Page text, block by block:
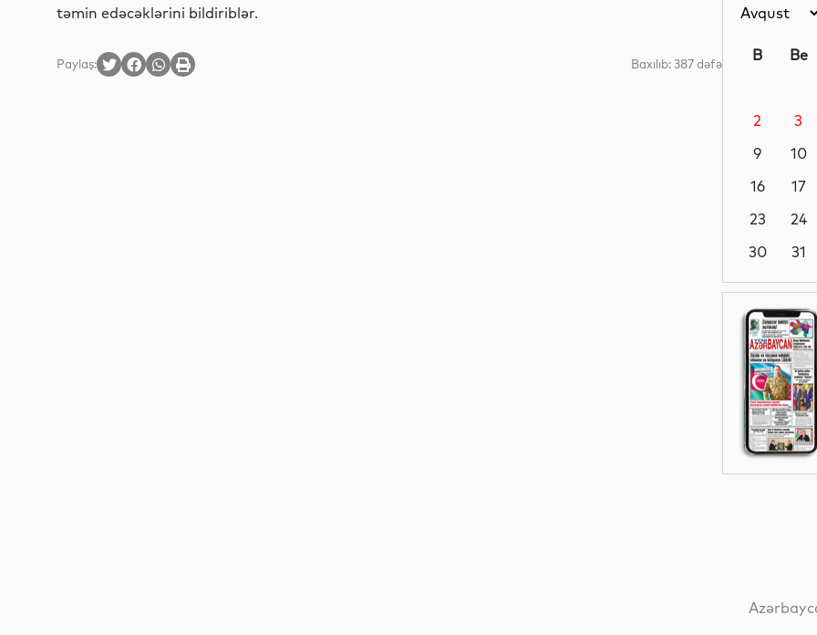
təmin edəcəklərini bildiriblər.
Paylaş: Baxılıb: 387 dəfə
Dünya
Siyasət
Siyasət
Dünya
B Be
2
3
9
10
16
17
23
24
30
31